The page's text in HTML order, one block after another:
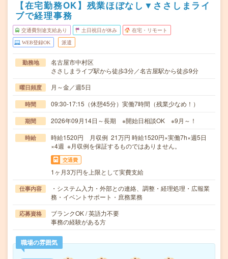
【在宅勤務OK】残業ほぼなし▼ささしまライ
ブで経理事務
交通費別途支給あり 土日祝日が休み 在宅・リモート
WEB登録OK 派遣
勤務地
名古屋市中村区
ささしまライブ駅から徒歩3分／名古屋駅から徒歩9分
曜日頻度 月～金／週5日
時間 09:30-17:15（休憩45分）実働7時間（残業少なめ！）
期間 2026年09月14日～長期 ※開始日相談OK ※9月～！
時給
時給1520円 月収例 21万円 時給1520円×実働7h×週5日
×4週 ※月収例を保証するものではありません。
交通費
1ヶ月3万円を上限として実費支給
仕事内容
・システム入力・外部との連絡、調整・経理処理・広報業
務・イベントサポート・庶務業務
応募資格
ブランクOK / 英語力不要
事務の経験がある方
職場の雰囲気